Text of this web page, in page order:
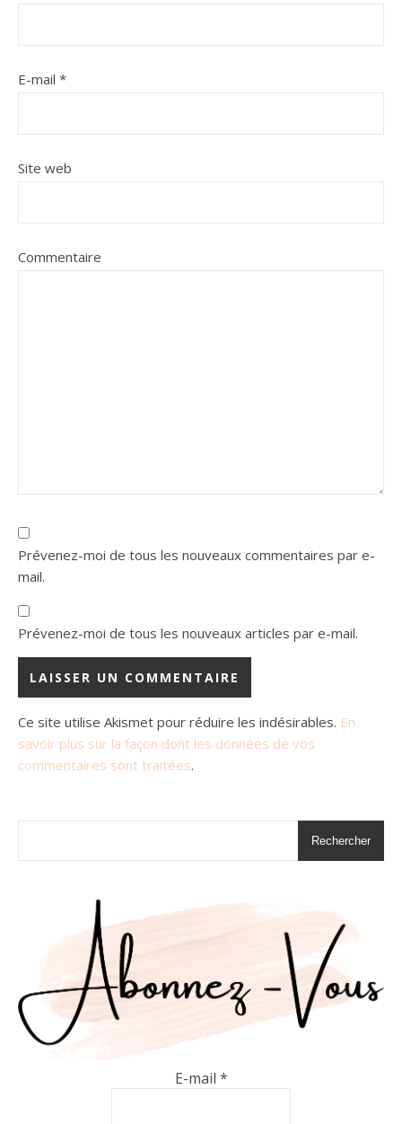
E-mail *
Site web
Commentaire
Prévenez-moi de tous les nouveaux commentaires par e-
mail.
Prévenez-moi de tous les nouveaux articles par e-mail.
Ce site utilise Akismet pour réduire les indésirables. En
savoir plus sur la façon dont les données de vos
commentaires sont traitées.
Rechercher
E-mail *